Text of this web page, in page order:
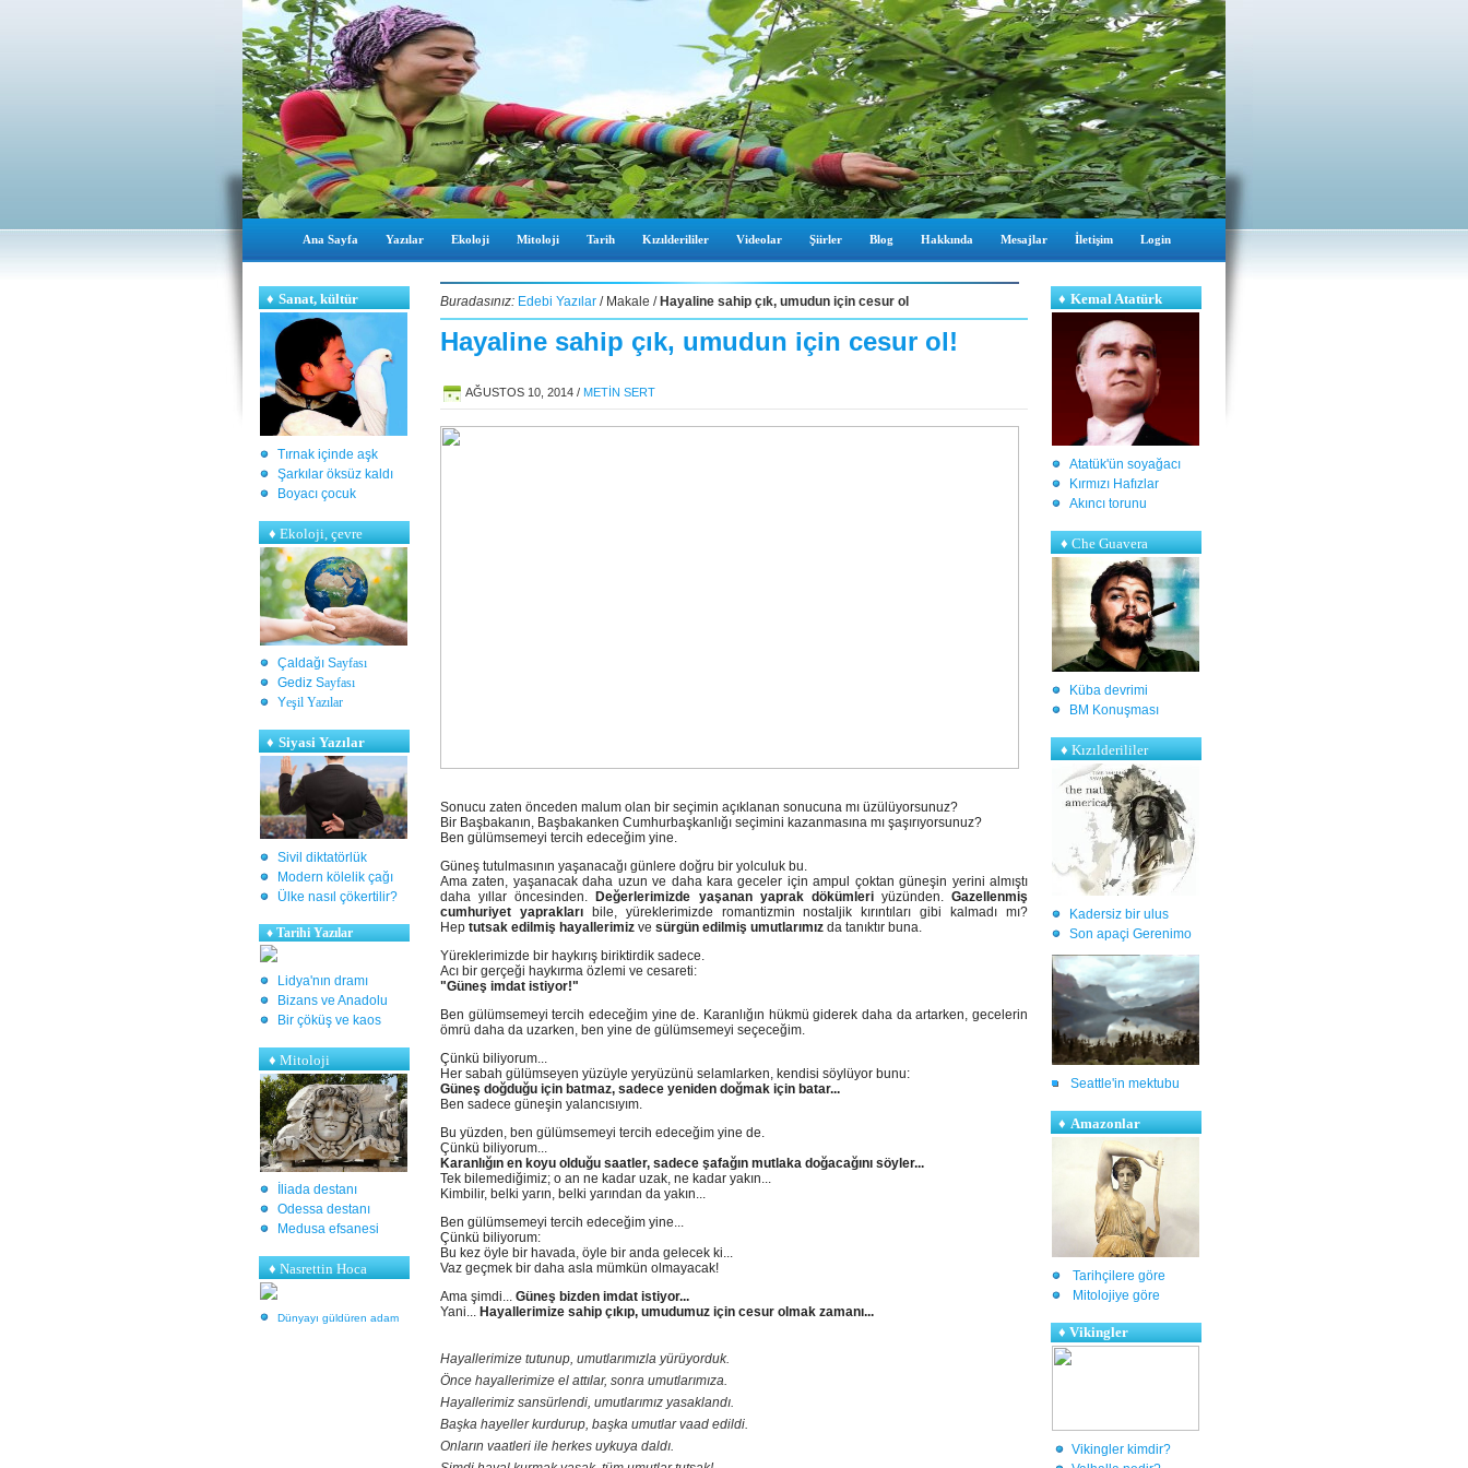
Ana Sayfa Yazılar Ekoloji Mitoloji Tarih Kızılderililer Videolar Şiirler Blog Hakkında Mesajlar İletişim Login
♦ Sanat, kültür
Tırnak içinde aşk
Şarkılar öksüz kaldı
Boyacı çocuk
♦Ekoloji, çevre
Çaldağı Sayfası
Gediz Sayfası
Yeşil Yazılar
♦ Siyasi Yazılar
Sivil diktatörlük
Modern kölelik çağı
Ülke nasıl çökertilir?
♦ Tarihi Yazılar
Lidya'nın dramı
Bizans ve Anadolu
Bir çöküş ve kaos
♦Mitoloji
İliada destanı
Odessa destanı
Medusa efsanesi
♦ Nasrettin Hoca
Dünyayı güldüren adam
Buradasınız: Edebi Yazılar / Makale / Hayaline sahip çık, umudun için cesur ol
Hayaline sahip çık, umudun için cesur ol!
AĞUSTOS 10, 2014 / METİN SERT
Sonucu zaten önceden malum olan bir seçimin açıklanan sonucuna mı üzülüyorsunuz?
Bir Başbakanın, Başbakanken Cumhurbaşkanlığı seçimini kazanmasına mı şaşırıyorsunuz?
Ben gülümsemeyi tercih edeceğim yine.
Güneş tutulmasının yaşanacağı günlere doğru bir yolculuk bu.
Ama zaten, yaşanacak daha uzun ve daha kara geceler için ampul çoktan güneşin yerini almıştı
daha yıllar öncesinden.
Değerlerimizde yaşanan yaprak dökümleriyüzünden. Gazellenmiş
cumhuriyet yapraklarıbile, yüreklerimizde romantizmin nostaljik kırıntıları gibi kalmadı mı?
Hep tutsak edilmiş hayallerimiz ve sürgün edilmiş umutlarımız da tanıktır buna.
Yüreklerimizde bir haykırış biriktirdik sadece.
Acı bir gerçeği haykırma özlemi ve cesareti:
"Güneş imdat istiyor!"
Ben gülümsemeyi tercih edeceğim yine de. Karanlığın hükmü giderek daha da artarken, gecelerin
ömrü daha da uzarken, ben yine de gülümsemeyi seçeceğim.
Çünkü biliyorum...
Her sabah gülümseyen yüzüyle yeryüzünü selamlarken, kendisi söylüyor bunu:
Güneş doğduğu için batmaz, sadece yeniden doğmak için batar...
Ben sadece güneşin yalancısıyım.
Bu yüzden, ben gülümsemeyi tercih edeceğim yine de.
Çünkü biliyorum...
Karanlığın en koyu olduğu saatler, sadece şafağın mutlaka doğacağını söyler...
Tek bilemediğimiz; o an ne kadar uzak, ne kadar yakın...
Kimbilir, belki yarın, belki yarından da yakın...
Ben gülümsemeyi tercih edeceğim yine...
Çünkü biliyorum:
Bu kez öyle bir havada, öyle bir anda gelecek ki...
Vaz geçmek bir daha asla mümkün olmayacak!
Ama şimdi... Güneş bizden imdat istiyor...
Yani... Hayallerimize sahip çıkıp, umudumuz için cesur olmak zamanı...
Hayallerimize tutunup, umutlarımızla yürüyorduk.
Önce hayallerimize el attılar, sonra umutlarımıza.
Hayallerimiz sansürlendi, umutlarımız yasaklandı.
Başka hayeller kurdurup, başka umutlar vaad edildi.
Onların vaatleri ile herkes uykuya daldı.
♦ Kemal Atatürk
Atatük'ün soyağacı
Kırmızı Hafızlar
Akıncı torunu
♦ Che Guavera
Küba devrimi
BM Konuşması
♦ Kızılderililer
Kadersiz bir ulus
Son apaçi Gerenimo
Seattle'in mektubu
♦ Amazonlar
Tarihçilere göre
Mitolojiye göre
♦ Vikingler
Vikingler kimdir?